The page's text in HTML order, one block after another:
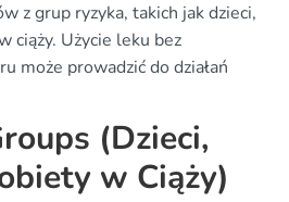
z grup ryzyka, takich jak dzieci,
ciąży. Użycie leku bez
może prowadzić do działań
(Dzieci,
w Ciąży)